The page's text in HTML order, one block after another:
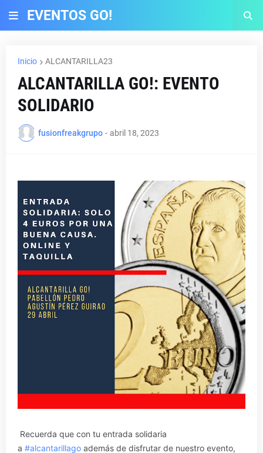
EVENTOS GO!
Inicio ALCANTARILLA23
ALCANTARILLA GO!: EVENTO
SOLIDARIO
fusionfreakgrupo - abril 18, 2023
Recuerda que con tu entrada solidaria
a #alcantarillago además de disfrutar de nuestro evento,